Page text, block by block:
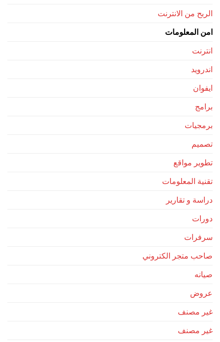
الربح من الانترنت
امن المعلومات
انترنت
اندرويد
ايفوان
برامج
برمجيات
تصميم
تطوير مواقع
تقنية المعلومات
دراسة و تقارير
دورات
سرفرات
صاحب متجر الكتروني
صيانه
عروض
غير مصنف
غير مصنف